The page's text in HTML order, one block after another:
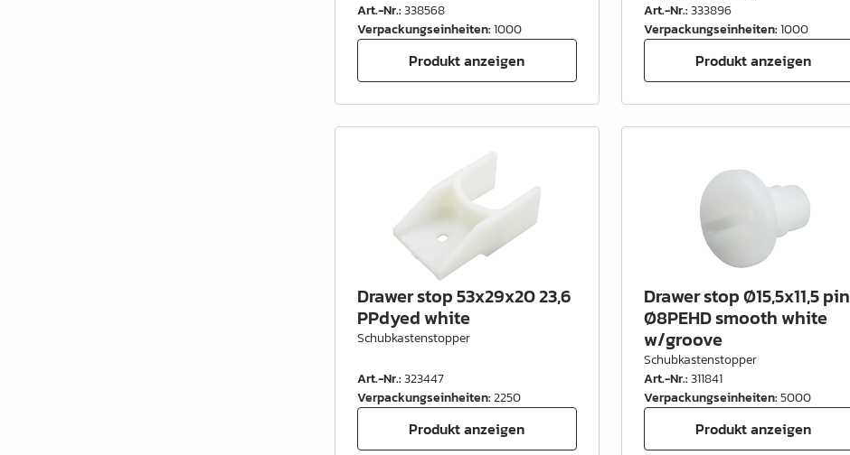
Art.-Nr.:338568
Verpackungseinheiten:1000
Produkt anzeigen
Art.-Nr.:333896
Verpackungseinheiten:1000
Produkt anzeigen
Drawer stop 53x29x20 23,6
PPdyed white
Schubkastenstopper
Art.-Nr.:323447
Verpackungseinheiten:2250
Produkt anzeigen
Drawer stop Ø15,5x11,5 pin
Ø8PEHD smooth white
w/groove
Schubkastenstopper
Art.-Nr.:311841
Verpackungseinheiten:5000
Produkt anzeigen